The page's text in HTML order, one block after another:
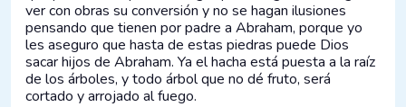
ver con obras su conversión y no se hagan ilusiones
pensando que tienen por padre a Abraham, porque yo
les aseguro que hasta de estas piedras puede Dios
sacar hijos de Abraham. Ya el hacha está puesta a la raíz
de los árboles, y todo árbol que no dé fruto, será
cortado y arrojado al fuego.